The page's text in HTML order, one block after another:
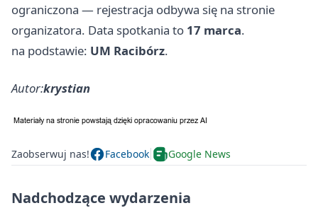
ograniczona — rejestracja odbywa się na stronie
organizatora. Data spotkania to 17 marca.
na podstawie: UM Racibórz.
Autor:krystian
Zaobserwuj nas! Facebook Google News
Nadchodzące wydarzenia